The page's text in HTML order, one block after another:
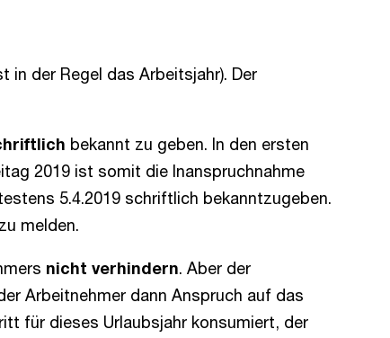
in der Regel das Arbeitsjahr). Der
bekannt zu geben. In den ersten
2019 ist somit die Inanspruchnahme
5.4.2019 schriftlich bekanntzugeben.
melden.
nicht verhindern. Aber der
Arbeitnehmer dann Anspruch auf das
für dieses Urlaubsjahr konsumiert, der